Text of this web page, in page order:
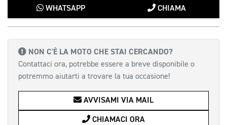
WHATSAPP CHIAMA
NON C'È LA MOTO CHE STAI CERCANDO?
Contattaci ora, potrebbe essere a breve disponibile o
potremmo aiutarti a trovare la tua occasione!
AVVISAMI VIA MAIL
CHIAMACI ORA